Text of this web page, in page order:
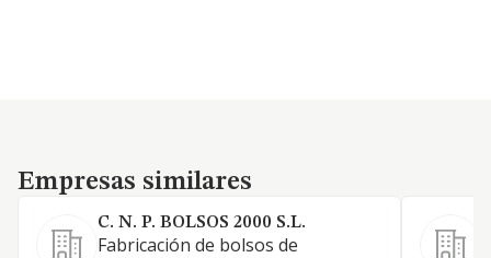
Empresas similares
Empresas similares
C. N. P. BOLSOS 2000 S.L.
Fabricación de bolsos de